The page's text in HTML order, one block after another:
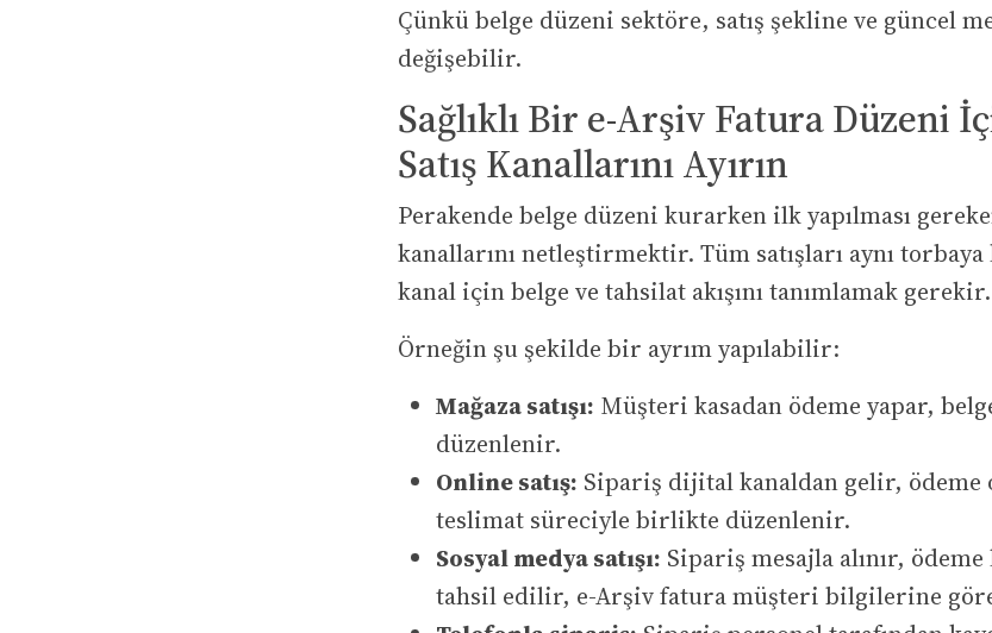
Çünkü belge düzeni sektöre, satış şekline ve güncel
değişebilir.
Sağlıklı Bir e-Arşiv Fatura Düzeni
Satış Kanallarını Ayırın
Perakende belge düzeni kurarken ilk yapılması
kanallarını netleştirmektir. Tüm satışları aynı
kanal için belge ve tahsilat akışını tanımlamak gerekir.
Örneğin şu şekilde bir ayrım yapılabilir:
Mağaza satışı: Müşteri kasadan ödeme yapar,
düzenlenir.
Online satış: Sipariş dijital kanaldan gelir, ödeme
teslimat süreciyle birlikte düzenlenir.
Sosyal medya satışı: Sipariş mesajla alınır,
tahsil edilir, e-Arşiv fatura müşteri bilgilerine